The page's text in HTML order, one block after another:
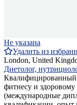
Не указана
Удалить из
London, United
Диетолог,
Квалифицированный
фитнесу и
(международные